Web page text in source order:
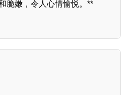
脆嫩，令人心情愉悦。**